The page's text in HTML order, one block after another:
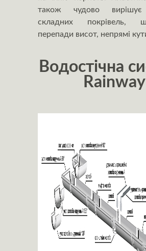
також чудово вирішує
складних покрівель,
перепади висот, непрямі
Водостічна
Rainway